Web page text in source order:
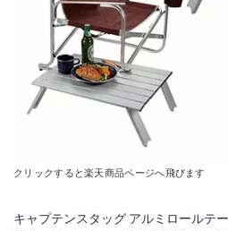
クリックすると楽天商品ページへ飛びます
キャプテンスタッグ アルミロールテ